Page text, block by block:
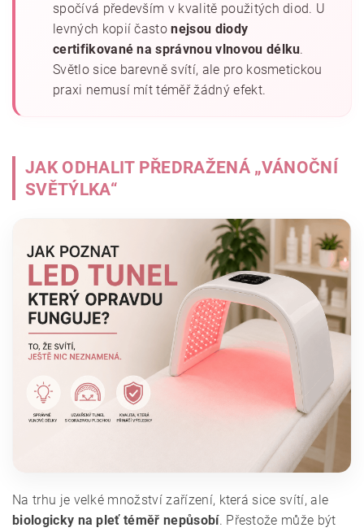
spočívá především v kvalitě použitých diod. U
levných kopií častonejsou diody
certifikované na správnou vlnovou délku.
Světlo sice barevně svítí, ale pro kosmetickou
praxi nemusí mít téměř žádný efekt.
JAK ODHALIT PŘEDRAŽENÁ „VÁNOČNÍ
SVĚTÝLKA“
Na trhu je velké množství zařízení, která sice svítí, ale
biologicky na pleť téměř nepůsobí. Přestože může být